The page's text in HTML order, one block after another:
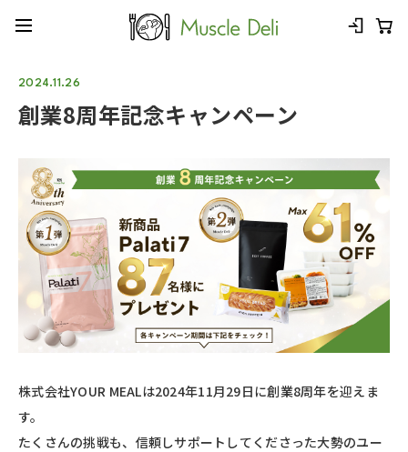
2024.11.26
創業8周年記念キャンペーン
株式会社YOUR MEALは2024年11月29日に創業8周年を迎えま
す。
たくさんの挑戦も、信頼しサポートしてくださった大勢のユー